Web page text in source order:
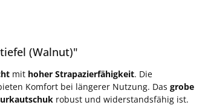
(Walnut)"
mit hoher Strapazierfähigkeit. Die
Komfort bei längerer Nutzung. Das grobe
robust und widerstandsfähig ist.